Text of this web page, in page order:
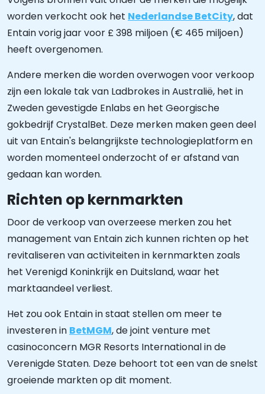
worden verkocht ook het Nederlandse BetCity, dat
Entain vorig jaar voor £ 398 miljoen (€ 465 miljoen)
heeft overgenomen.
Andere merken die worden overwogen voor verkoop
zijn een lokale tak van Ladbrokes in Australië, het in
Zweden gevestigde Enlabs en het Georgische
gokbedrijf CrystalBet. Deze merken maken geen deel
uit van Entain's belangrijkste technologieplatform en
worden momenteel onderzocht of er afstand van
gedaan kan worden.
Richten op kernmarkten
Door de verkoop van overzeese merken zou het
management van Entain zich kunnen richten op het
revitaliseren van activiteiten in kernmarkten zoals
het Verenigd Koninkrijk en Duitsland, waar het
marktaandeel verliest.
Het zou ook Entain in staat stellen om meer te
investeren in BetMGM, de joint venture met
casinoconcern MGR Resorts International in de
Verenigde Staten. Deze behoort tot een van de snelst
groeiende markten op dit moment.